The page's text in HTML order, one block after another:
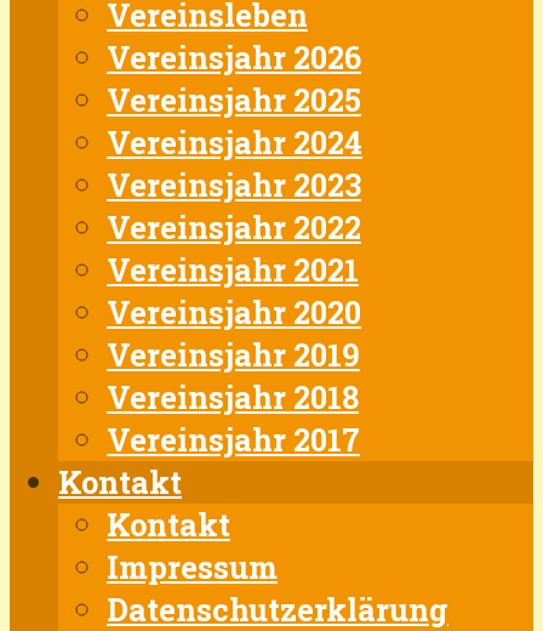
Vereinsleben
Vereinsjahr 2026
Vereinsjahr 2025
Vereinsjahr 2024
Vereinsjahr 2023
Vereinsjahr 2022
Vereinsjahr 2021
Vereinsjahr 2020
Vereinsjahr 2019
Vereinsjahr 2018
Vereinsjahr 2017
Kontakt
Kontakt
Impressum
Datenschutzerklärung